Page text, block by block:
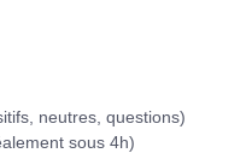
neutres, questions)
sous 4h)